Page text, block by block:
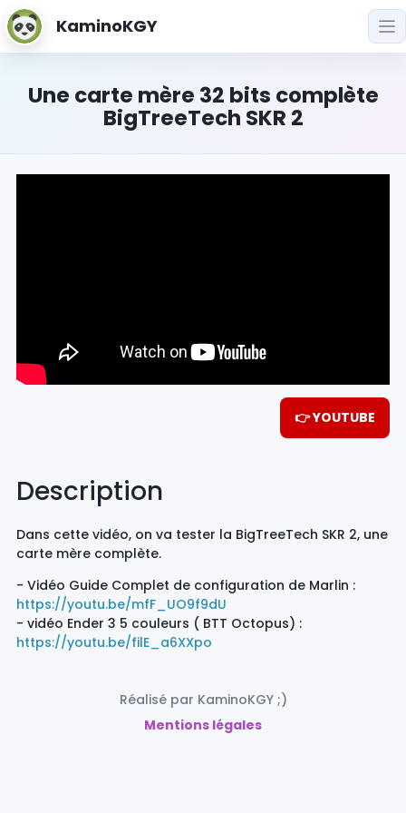
KaminoKGY
Une carte mère 32 bits complète
BigTreeTech SKR 2
👉 YOUTUBE
Description
Dans cette vidéo, on va tester la BigTreeTech SKR 2, une
carte mère complète.
- Vidéo Guide Complet de configuration de Marlin :
https://youtu.be/mfF_UO9f9dU
- vidéo Ender 3 5 couleurs ( BTT Octopus) :
https://youtu.be/filE_a6XXpo
Réalisé par KaminoKGY ;)
Mentions légales